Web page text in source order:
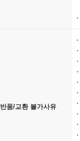
반품/교환 불가사유